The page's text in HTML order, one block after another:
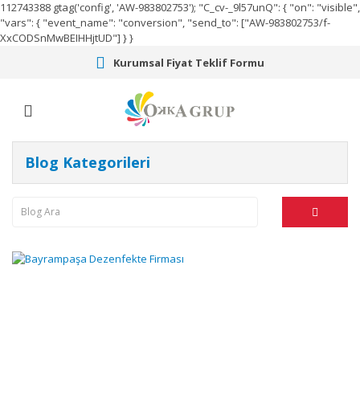
112743388 gtag('config', 'AW-983802753'); "C_cv-_9l57unQ": { "on": "visible",
"vars": { "event_name": "conversion", "send_to": ["AW-983802753/f-
XxCODSnMwBEIHHjtUD"] } }
Kurumsal Fiyat Teklif Formu
Blog Kategorileri